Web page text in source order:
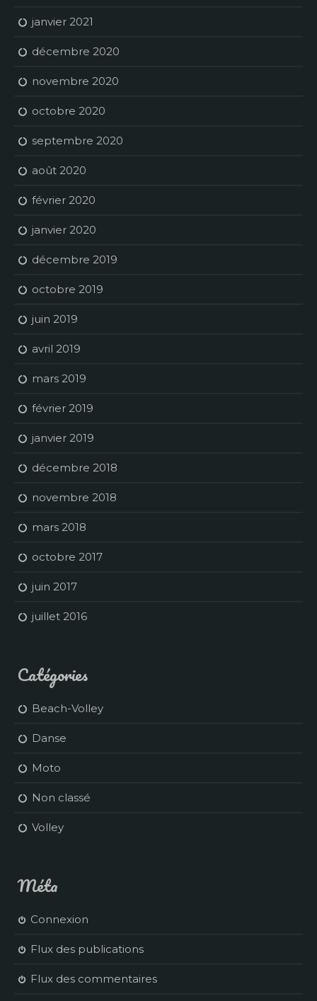
janvier 2021
décembre 2020
novembre 2020
octobre 2020
septembre 2020
août 2020
février 2020
janvier 2020
décembre 2019
octobre 2019
juin 2019
avril 2019
mars 2019
février 2019
janvier 2019
décembre 2018
novembre 2018
mars 2018
octobre 2017
juin 2017
juillet 2016
Catégories
Beach-Volley
Danse
Moto
Non classé
Volley
Méta
Connexion
Flux des publications
Flux des commentaires